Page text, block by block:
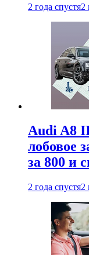
2 года спустя2
Audi A8
лобовое
за 800 и
2 года спустя2